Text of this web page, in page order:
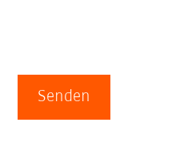
Senden